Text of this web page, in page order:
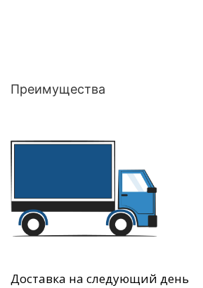
Преимущества
Доставка на следующий день